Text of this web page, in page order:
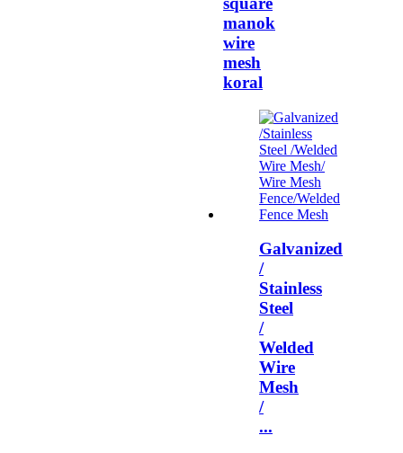
manok
wire
mesh
koral
Galvanized
/
Stainless
Steel
/
Welded
Wire
Mesh
/
...